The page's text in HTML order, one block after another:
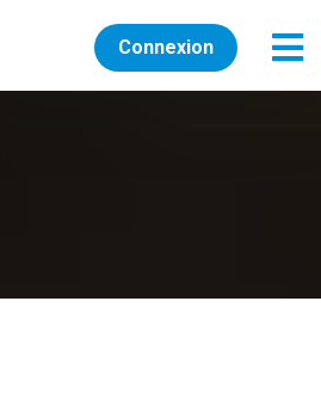
Connexion